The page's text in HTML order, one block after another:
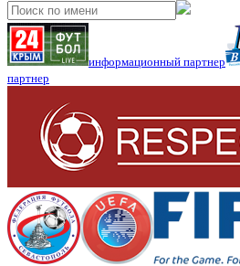
информационный партнер
партнер